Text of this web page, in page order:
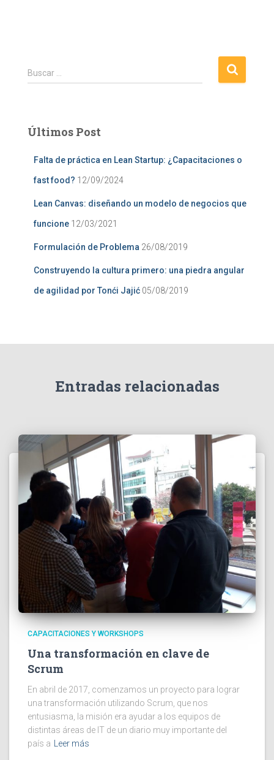
B
u
r
Buscar …
Últimos Post
Falta de práctica en Lean Startup: ¿Capacitaciones o
fast food? 12/09/2024
Lean Canvas: diseñando un modelo de negocios que
funcione 12/03/2021
Formulación de Problema 26/08/2019
Construyendo la cultura primero: una piedra angular
de agilidad por Tonći Jajić 05/08/2019
Entradas relacionadas
CAPACITACIONES Y WORKSHOPS
Una transformación en clave de
Scrum
En abril de 2017, comenzamos un proyecto para lograr
una transformación utilizando Scrum, que nos
entusiasma, la misión era ayudar a los equipos de
distintas áreas de IT de un diario muy importante del
país a
Leer más